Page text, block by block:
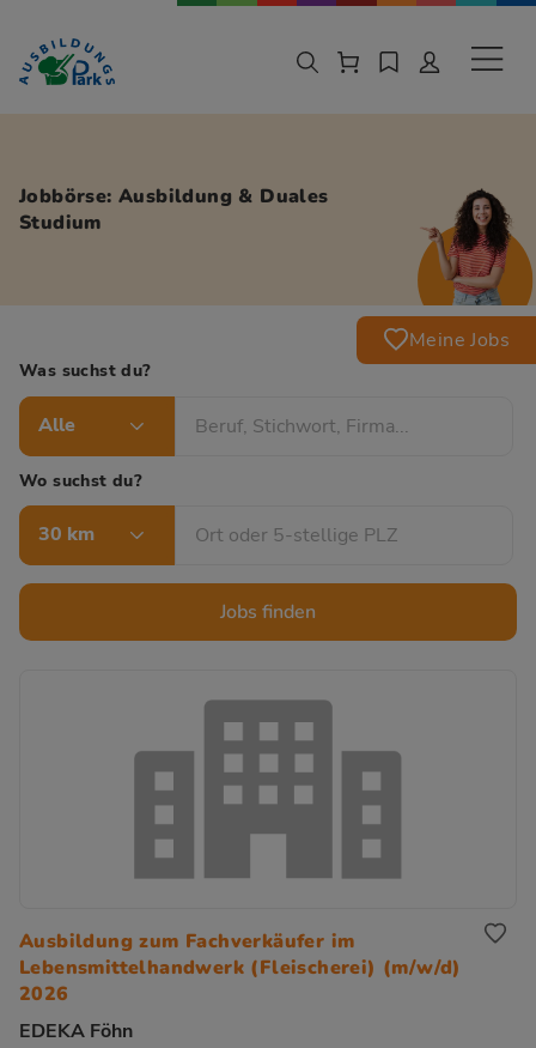
Zur Navigation springen
Zu den Hauptinhalten springen
Jobbörse: Ausbildung & Duales
Studium
Meine Jobs
Was suchst du?
Alle
Wo suchst du?
30 km
Jobs finden
Ausbildung zum Fachverkäufer im
Lebensmittelhandwerk (Fleischerei) (m/w/d)
2026
EDEKA Föhn